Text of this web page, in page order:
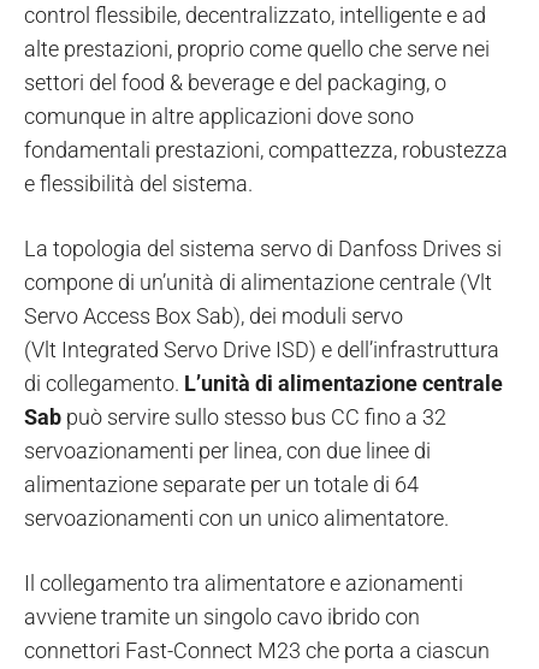
control flessibile, decentralizzato, intelligente e ad
alte prestazioni, proprio come quello che serve nei
settori del food & beverage e del packaging, o
comunque in altre applicazioni dove sono
fondamentali prestazioni, compattezza, robustezza
e flessibilità del sistema.
La topologia del sistema servo di Danfoss Drives si
compone di un’unità di alimentazione centrale (Vlt
Servo Access Box Sab), dei moduli servo
(Vlt Integrated Servo Drive ISD) e dell’infrastruttura
di collegamento. L’unità di alimentazione centrale
Sab può servire sullo stesso bus CC fino a 32
servoazionamenti per linea, con due linee di
alimentazione separate per un totale di 64
servoazionamenti con un unico alimentatore.
Il collegamento tra alimentatore e azionamenti
avviene tramite un singolo cavo ibrido con
connettori Fast-Connect M23 che porta a ciascun